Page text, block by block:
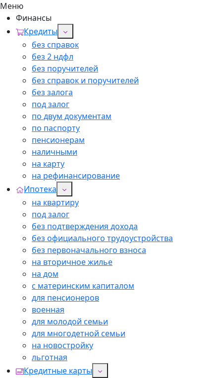
Меню
Финансы
Кредиты
без справок
без 2 ндфл
без поручителей
без справок и поручителей
без залога
под залог
по двум документам
по паспорту
пенсионерам
наличными
на карту
на рефинансирование
Ипотека
на квартиру
под залог
без подтверждения дохода
без официального трудоустройства
без первоначального взноса
на вторичное жилье
на дом
с материнским капиталом
для пенсионеров
военная
для молодой семьи
для многодетной семьи
на новостройку
льготная
Кредитные карты